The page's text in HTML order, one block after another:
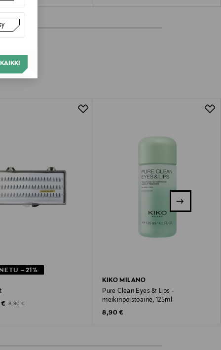
–21%
Price
€ Original Price
8,90 €
KIKO MILANO
Pure Clean Eyes & Lips -
meikinpoistoaine, 125ml
Original Price
8,90 €